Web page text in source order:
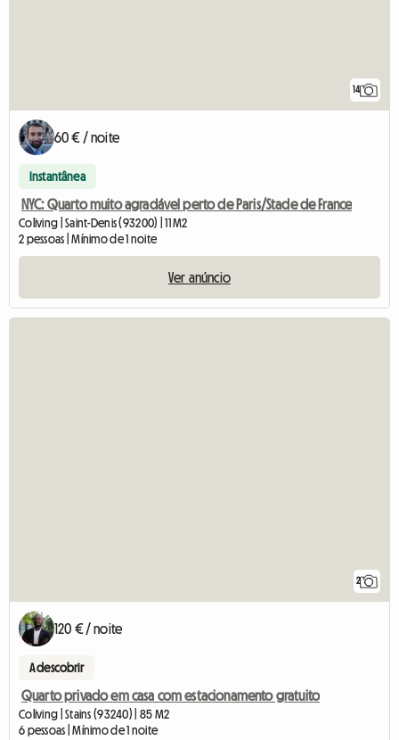
14
60 € / noite
Instantânea
NYC: Quarto muito agradável perto de Paris/Stade de France
Coliving | Saint-Denis (93200) | 11 M2
2 pessoas | Mínimo de 1 noite
Ver anúncio
2
120 € / noite
A descobrir
Quarto privado em casa com estacionamento gratuito
Coliving | Stains (93240) | 85 M2
6 pessoas | Mínimo de 1 noite